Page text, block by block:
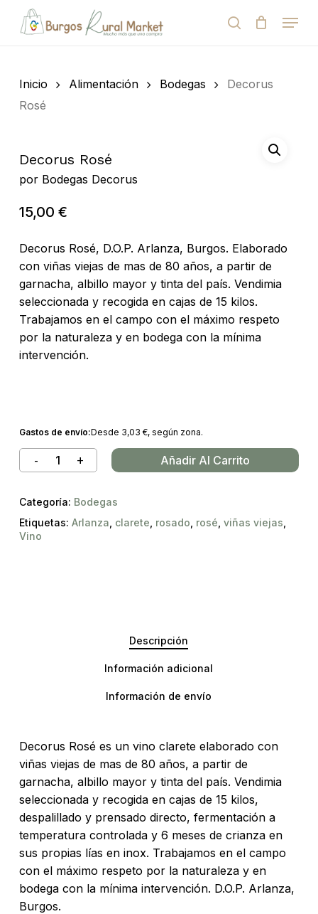
de
productos
search
Menu
Cart
Inicio Alimentación Bodegas
Decorus
Rosé
Decorus Rosé
por Bodegas Decorus
15,00 €
Decorus Rosé, D.O.P. Arlanza, Burgos. Elaborado
con viñas viejas de mas de 80 años, a partir de
garnacha, albillo mayor y tinta del país. Vendimia
seleccionada y recogida en cajas de 15 kilos.
Trabajamos en el campo con el máximo respeto
por la naturaleza y en bodega con la mínima
intervención.
Gastos de envío:Desde 3,03 €, según zona.
Añadir Al Carrito
Categoría: Bodegas
Etiquetas: Arlanza clarete rosado rosé viñas viejas
Vino
Descripción
Información adicional
Información de envío
Decorus Rosé es un vino clarete elaborado con
viñas viejas de mas de 80 años, a partir de
garnacha, albillo mayor y tinta del país. Vendimia
seleccionada y recogida en cajas de 15 kilos,
despalillado y prensado directo, fermentación a
temperatura controlada y 6 meses de crianza en
sus propias lías en inox. Trabajamos en el campo
con el máximo respeto por la naturaleza y en
bodega con la mínima intervención. D.O.P. Arlanza,
Burgos.